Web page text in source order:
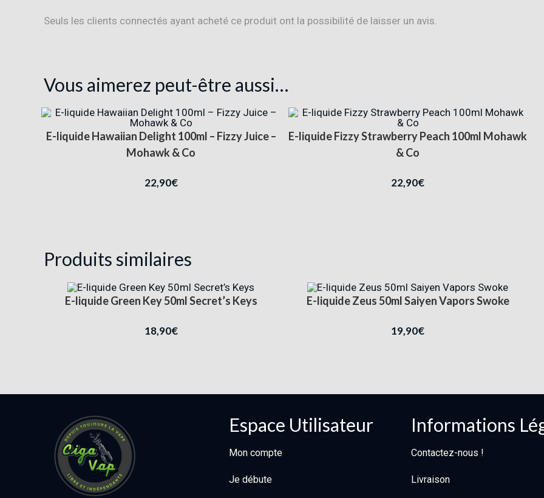
Seuls les clients connectés ayant acheté ce produit ont la possibilité de laisser un avis.
Vous aimerez peut-être aussi…
E-liquide Hawaiian Delight 100ml – Fizzy Juice –
Mohawk & Co
22,90€
E-liquide Fizzy Strawberry Peach 100ml Mohawk
& Co
22,90€
Produits similaires
E-liquide Green Key 50ml Secret’s Keys
18,90€
E-liquide Zeus 50ml Saiyen Vapors Swoke
19,90€
Espace Utilisateur
Mon compte
Je débute
Informations
Contactez-nous !
Livraison